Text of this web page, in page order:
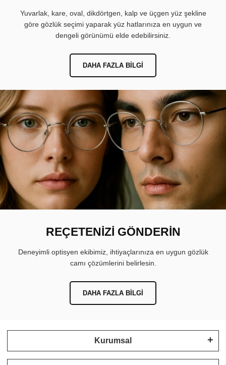
Yuvarlak, kare, oval, dikdörtgen, kalp ve üçgen yüz şekline
göre gözlük seçimi yaparak yüz hatlarınıza en uygun ve
dengeli görünümü elde edebilirsiniz.
DAHA FAZLA BILGI
REÇETENİZİ GÖNDERİN
Deneyimli optisyen ekibimiz, ihtiyaçlarınıza en uygun gözlük
camı çözümlerini belirlesin.
DAHA FAZLA BILGI
Kurumsal